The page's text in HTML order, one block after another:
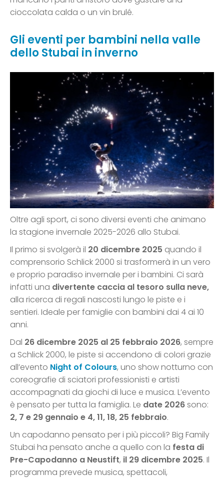
cioccolata calda o un vin brulé.
Gli eventi per bambini nella valle
dello Stubai in inverno
Oltre agli sport, ci sono diversi eventi che animano
la stagione invernale 2025-2026 allo Stubai.
Il primo si svolgerà il 20 dicembre 2025 quando il
comprensorio Schlick 2000 si trasformerà in un vero
e proprio paradiso invernale per i bambini. Ci sarà
infatti una divertente caccia al tesoro sulla neve,
alla ricerca di regali nascosti lungo le piste e i
sentieri. Ideale per famiglie con bambini dai 4 ai 10
anni.
Dal 26 dicembre 2025 al 25 febbraio 2026, sempre
a Schlick 2000, le piste si accendono di colori grazie
all’evento Night of Colours, uno show notturno con
coreografie di sciatori professionisti e artisti
accompagnati da giochi di luce e musica. L’evento
è pensato per tutta la famiglia. Le date 2026sono:
2, 7 e 29 gennaio e 4, 11, 18, 25 febbraio.
Un capodanno pensato per i più piccoli? Big Family
Stubai ha pensato anche a quello con la festa di
Pre-Capodanno a Neustift, il 29 dicembre 2025. Il
programma prevede musica, spettacoli,